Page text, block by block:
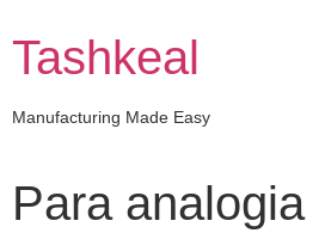
content
Tashkeal
Manufacturing Made Easy
Para analogia